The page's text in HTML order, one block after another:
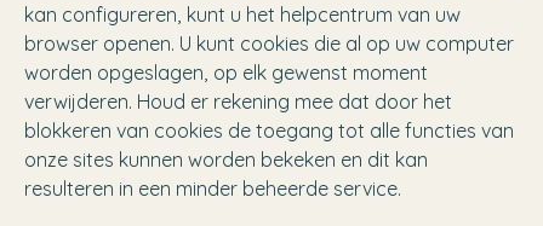
kan configureren, kunt u het helpcentrum van uw
browser openen. U kunt cookies die al op uw computer
worden opgeslagen, op elk gewenst moment
verwijderen. Houd er rekening mee dat door het
blokkeren van cookies de toegang tot alle functies van
onze sites kunnen worden bekeken en dit kan
resulteren in een minder beheerde service.